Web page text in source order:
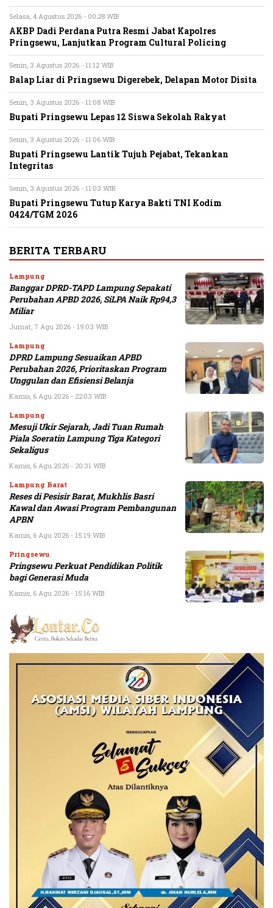
Selasa, 4 Agustus 2026 - 00:28 WIB
AKBP Dadi Perdana Putra Resmi Jabat Kapolres
Pringsewu, Lanjutkan Program Cultural Policing
Senin, 3 Agustus 2026 - 11:12 WIB
Balap Liar di Pringsewu Digerebek, Delapan Motor Disita
Senin, 3 Agustus 2026 - 11:08 WIB
Bupati Pringsewu Lepas 12 Siswa Sekolah Rakyat
Senin, 3 Agustus 2026 - 11:06 WIB
Bupati Pringsewu Lantik Tujuh Pejabat, Tekankan
Integritas
Senin, 3 Agustus 2026 - 11:03 WIB
Bupati Pringsewu Tutup Karya Bakti TNI Kodim
0424/TGM 2026
BERITA TERBARU
Lampung
Banggar DPRD-TAPD Lampung Sepakati
Perubahan APBD 2026, SiLPA Naik Rp94,3
Miliar
Jumat, 7 Agu 2026 - 19:03 WIB
Lampung
DPRD Lampung Sesuaikan APBD
Perubahan 2026, Prioritaskan Program
Unggulan dan Efisiensi Belanja
Kamis, 6 Agu 2026 - 22:03 WIB
Lampung
Mesuji Ukir Sejarah, Jadi Tuan Rumah
Piala Soeratin Lampung Tiga Kategori
Sekaligus
Kamis, 6 Agu 2026 - 20:31 WIB
Lampung Barat
Reses di Pesisir Barat, Mukhlis Basri
Kawal dan Awasi Program Pembangunan
APBN
Kamis, 6 Agu 2026 - 15:19 WIB
Pringsewu
Pringsewu Perkuat Pendidikan Politik
bagi Generasi Muda
Kamis, 6 Agu 2026 - 15:16 WIB